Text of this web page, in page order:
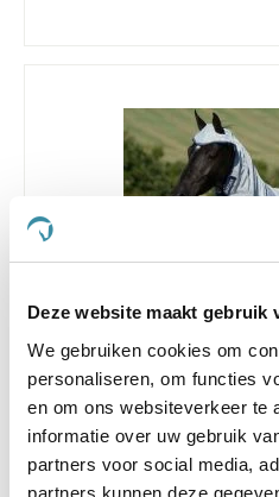
Deze website maakt gebruik
We gebruiken cookies om
personaliseren, om functies
en om ons websiteverkeer te
informatie over uw gebruik
partners voor social media,
partners kunnen deze
6
Vliegendeken Bucas